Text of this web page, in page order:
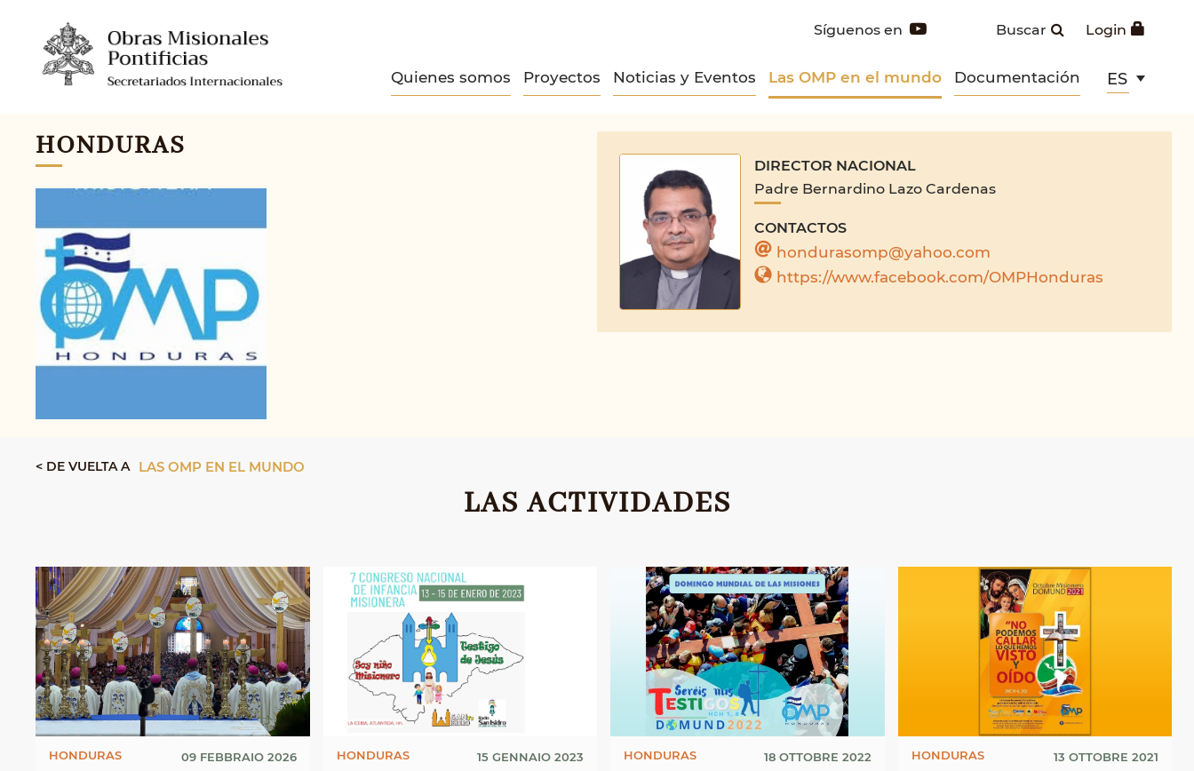
Login
Buscar
Síguenos en
Quienes somos Proyectos Noticias y Eventos Las OMP en el mundo Documentación ES
HONDURAS
DIRECTOR NACIONAL
Padre Bernardino Lazo Cardenas
CONTACTOS
hondurasomp@yahoo.com
https://www.facebook.com/OMPHonduras
< DE VUELTA A LAS OMP EN EL MUNDO
LAS ACTIVIDADES
HONDURAS 09 FEBBRAIO 2026 HONDURAS 15 GENNAIO 2023 HONDURAS 18 OTTOBRE 2022 HONDURAS 13 OTTOBRE 2021